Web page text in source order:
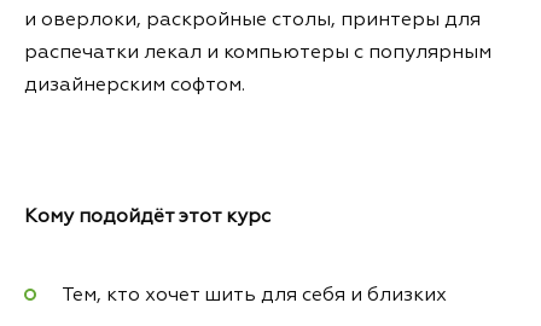
и оверлоки, раскройные столы, принтеры для
распечатки лекал и компьютеры с популярным
дизайнерским софтом.
Кому подойдёт этот курс
Тем, кто хочет шить для себя и близких